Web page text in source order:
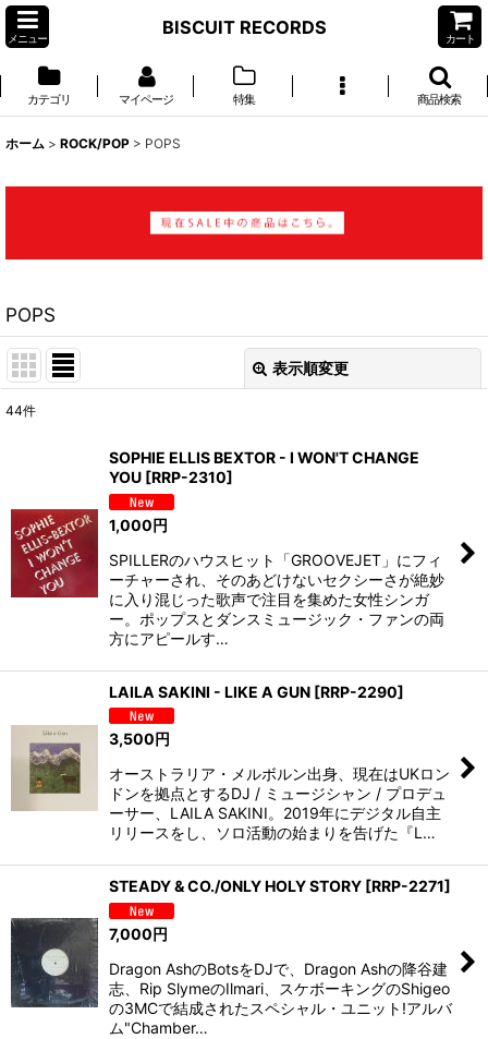
メニュー
BISCUIT RECORDS
カート
カテゴリ マイページ 特集 商品検索
ホーム > ROCK/POP > POPS
POPS
表示順変更
44件
SOPHIE ELLIS BEXTOR - I WON'T CHANGE
YOU [RRP-2310]
1,000円
SPILLERのハウスヒット「GROOVEJET」にフィ
ーチャーされ、そのあどけないセクシーさが絶妙
に入り混じった歌声で注目を集めた女性シンガ
ー。ポップスとダンスミュージック・ファンの両
方にアピールす…
LAILA SAKINI - LIKE A GUN [RRP-2290]
3,500円
オーストラリア・メルボルン出身、現在はUKロン
ドンを拠点とするDJ / ミュージシャン / プロデュ
ーサー、LAILA SAKINI。2019年にデジタル自主
リリースをし、ソロ活動の始まりを告げた『L…
STEADY & CO./ONLY HOLY STORY [RRP-2271]
7,000円
Dragon AshのBotsをDJで、Dragon Ashの降谷建
志、Rip SlymeのIlmari、スケボーキングのShigeo
の3MCで結成されたスペシャル・ユニット!アルバ
ム"Chamber…